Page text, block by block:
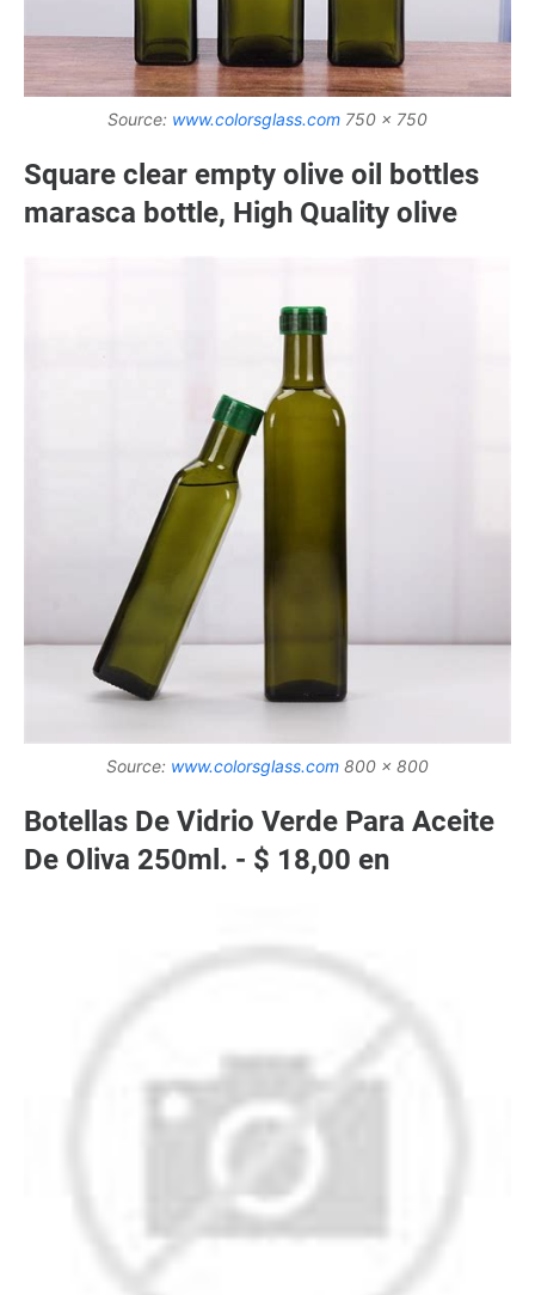
Source: www.colorsglass.com 750 x 750
Square clear empty olive oil bottles
marasca bottle, High Quality olive
Source: www.colorsglass.com 800 x 800
Botellas De Vidrio Verde Para Aceite
De Oliva 250ml. - $ 18,00 en